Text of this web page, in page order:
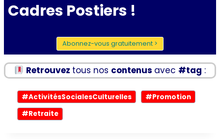
Cadres Postiers !
Abonnez-vous gratuitement >
Retrouvez tous nos contenus avec #tag :
Étiquettes
de
la
#ActivitésSocialesCulturelles #Promotion
#Retraite